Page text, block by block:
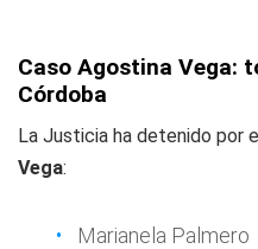
Caso Agostina Vega:
Córdoba
La Justicia ha detenido por
Vega:
Marianela Palmero